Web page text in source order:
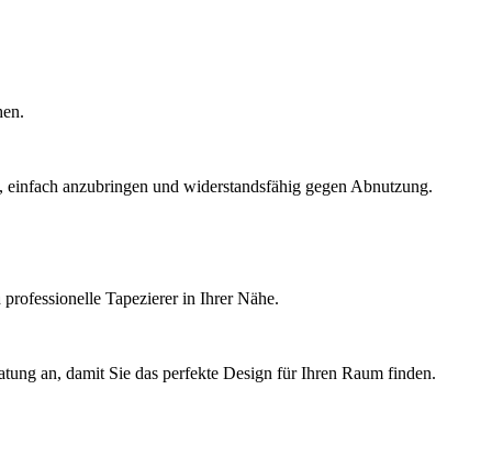
anzubringen und widerstandsfähig gegen Abnutzung.
Tapezierer in Ihrer Nähe.
an, damit Sie das perfekte Design für Ihren Raum finden.